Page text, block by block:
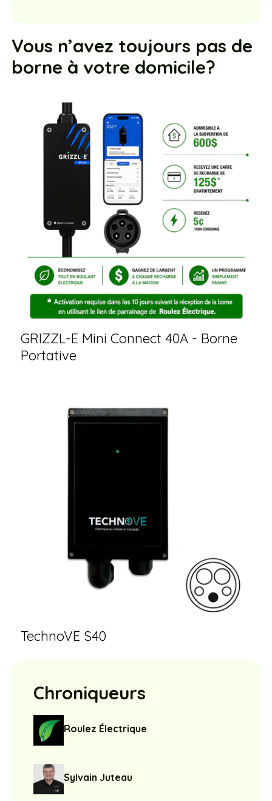
Vous n’avez toujours pas de
borne à votre domicile?
GRIZZL-E Mini Connect 40A - Borne
Portative
TechnoVE S40
Chroniqueurs
Roulez Électrique
Sylvain Juteau